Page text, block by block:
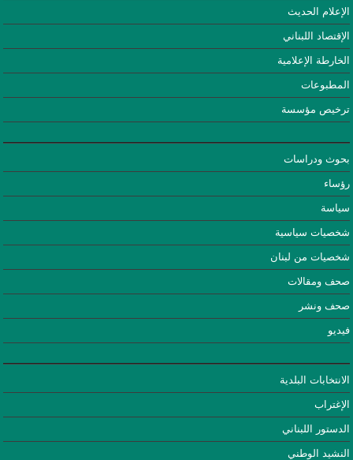
الإعلام الحديث
الإقتصاد اللبناني
الخارطة الإعلامية
المطبوعات
ترخيص مؤسسة
بحوث ودراسات
رؤساء
سياسة
شخصيات سياسية
شخصيات من لبنان
صحف ومقالات
صحف ونشر
فيديو
الانتخابات البلدية
الإغتراب
الدستور اللبناني
النشيد الوطني